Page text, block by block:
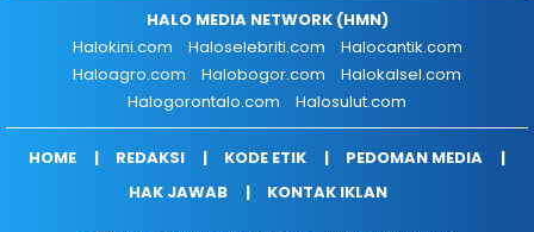
HALO MEDIA NETWORK (HMN)
Halokini.com
Haloselebriti.com
Halocantik.com
Haloagro.com
Halobogor.com
Halokalsel.com
Halogorontalo.com
Halosulut.com
HOME REDAKSI KODE ETIK
PEDOMAN MEDIA
HAK JAWAB
KONTAK IKLAN